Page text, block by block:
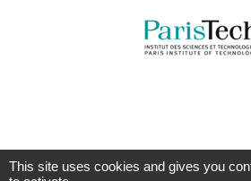
This site uses cookies and gives you